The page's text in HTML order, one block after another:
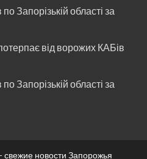
Запорізькій області за
від ворожих КАБів
Запорізькій області за
свежие новости Запорожья